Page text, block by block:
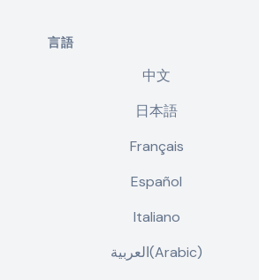
言語
中文
日本語
Français
Español
Italiano
العربية(Arabic)